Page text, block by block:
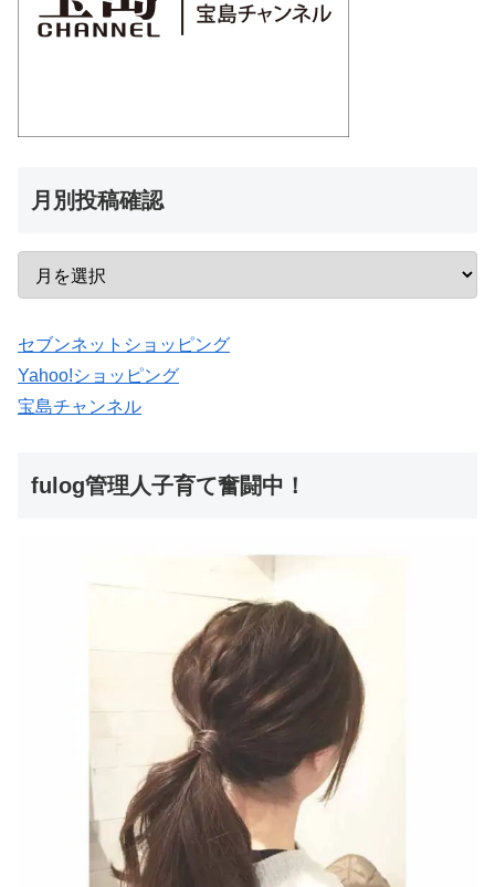
月別投稿確認
セブンネットショッピング
Yahoo!ショッピング
宝島チャンネル
fulog管理人子育て奮闘中！